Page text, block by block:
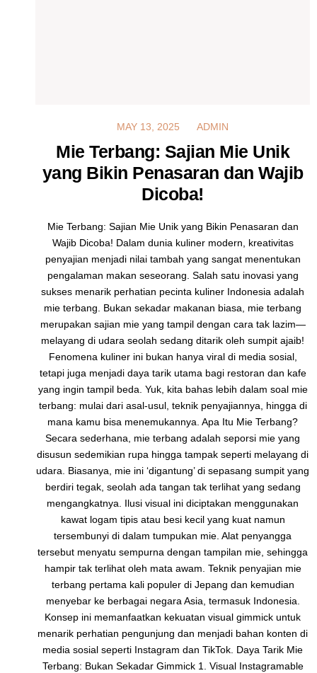
MAY 13, 2025
MAY 13, 2025 ADMIN
Mie Terbang: Sajian Mie Unik
yang Bikin Penasaran dan Wajib
Dicoba!
Mie Terbang: Sajian Mie Unik yang Bikin Penasaran dan
Wajib Dicoba! Dalam dunia kuliner modern, kreativitas
penyajian menjadi nilai tambah yang sangat menentukan
pengalaman makan seseorang. Salah satu inovasi yang
sukses menarik perhatian pecinta kuliner Indonesia adalah
mie terbang. Bukan sekadar makanan biasa, mie terbang
merupakan sajian mie yang tampil dengan cara tak lazim—
melayang di udara seolah sedang ditarik oleh sumpit ajaib!
Fenomena kuliner ini bukan hanya viral di media sosial,
tetapi juga menjadi daya tarik utama bagi restoran dan kafe
yang ingin tampil beda. Yuk, kita bahas lebih dalam soal mie
terbang: mulai dari asal-usul, teknik penyajiannya, hingga di
mana kamu bisa menemukannya. Apa Itu Mie Terbang?
Secara sederhana, mie terbang adalah seporsi mie yang
disusun sedemikian rupa hingga tampak seperti melayang di
udara. Biasanya, mie ini ‘digantung’ di sepasang sumpit yang
berdiri tegak, seolah ada tangan tak terlihat yang sedang
mengangkatnya. Ilusi visual ini diciptakan menggunakan
kawat logam tipis atau besi kecil yang kuat namun
tersembunyi di dalam tumpukan mie. Alat penyangga
tersebut menyatu sempurna dengan tampilan mie, sehingga
hampir tak terlihat oleh mata awam. Teknik penyajian mie
terbang pertama kali populer di Jepang dan kemudian
menyebar ke berbagai negara Asia, termasuk Indonesia.
Konsep ini memanfaatkan kekuatan visual gimmick untuk
menarik perhatian pengunjung dan menjadi bahan konten di
media sosial seperti Instagram dan TikTok. Daya Tarik Mie
Terbang: Bukan Sekadar Gimmick 1. Visual Instagramable